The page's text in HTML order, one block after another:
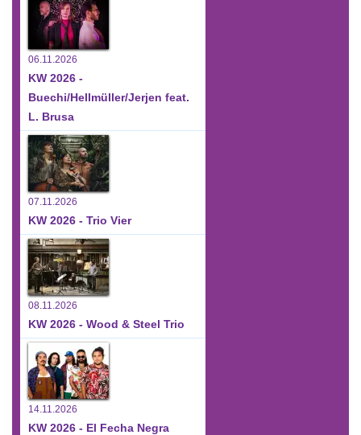
06.11.2026
KW 2026 -
Buechi/Hellmüller/Jerjen feat.
L. Brusa
07.11.2026
KW 2026 - Trio Vier
08.11.2026
KW 2026 - Wood & Steel Trio
14.11.2026
KW 2026 - El Fecha Negra